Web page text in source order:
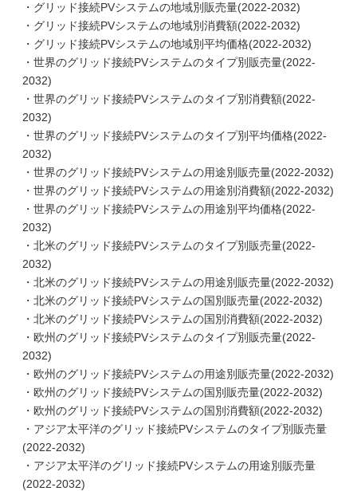
・グリッド接続PVシステムの地域別販売量(2022-2032)
・グリッド接続PVシステムの地域別消費額(2022-2032)
・グリッド接続PVシステムの地域別平均価格(2022-2032)
・世界のグリッド接続PVシステムのタイプ別販売量(2022-
2032)
・世界のグリッド接続PVシステムのタイプ別消費額(2022-
2032)
・世界のグリッド接続PVシステムのタイプ別平均価格(2022-
2032)
・世界のグリッド接続PVシステムの用途別販売量(2022-2032)
・世界のグリッド接続PVシステムの用途別消費額(2022-2032)
・世界のグリッド接続PVシステムの用途別平均価格(2022-
2032)
・北米のグリッド接続PVシステムのタイプ別販売量(2022-
2032)
・北米のグリッド接続PVシステムの用途別販売量(2022-2032)
・北米のグリッド接続PVシステムの国別販売量(2022-2032)
・北米のグリッド接続PVシステムの国別消費額(2022-2032)
・欧州のグリッド接続PVシステムのタイプ別販売量(2022-
2032)
・欧州のグリッド接続PVシステムの用途別販売量(2022-2032)
・欧州のグリッド接続PVシステムの国別販売量(2022-2032)
・欧州のグリッド接続PVシステムの国別消費額(2022-2032)
・アジア太平洋のグリッド接続PVシステムのタイプ別販売量
(2022-2032)
・アジア太平洋のグリッド接続PVシステムの用途別販売量
(2022-2032)